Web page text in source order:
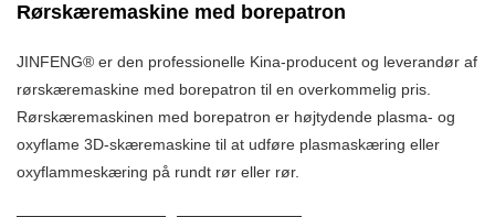
Rørskæremaskine med borepatron
JINFENG® er den professionelle Kina-producent og leverandør af
rørskæremaskine med borepatron til en overkommelig pris.
Rørskæremaskinen med borepatron er højtydende plasma- og
oxyflame 3D-skæremaskine til at udføre plasmaskæring eller
oxyflammeskæring på rundt rør eller rør.